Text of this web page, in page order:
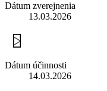
Dátum zverejnenia
13.03.2026
Dátum účinnosti
14.03.2026